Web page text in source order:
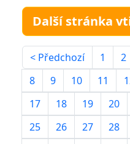
Další stránka
< Předchozí 1 2
8
9 10 11
17
18 19 20
25
26 27 28